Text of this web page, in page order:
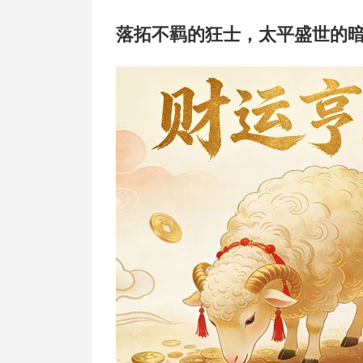
落拓不羁的狂士，太平盛世的